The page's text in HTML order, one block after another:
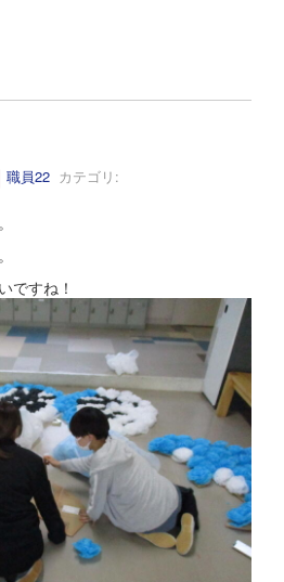
職員22 カテゴリ:
ですね！